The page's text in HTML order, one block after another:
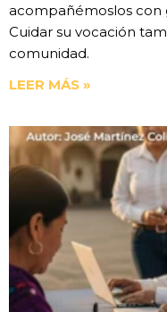
acompañémoslos con
Cuidar su vocación
comunidad.
LEER MÁS »